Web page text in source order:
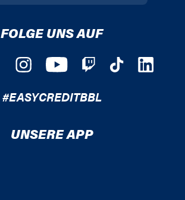
FOLGE UNS AUF
#EASYCREDITBBL
UNSERE APP